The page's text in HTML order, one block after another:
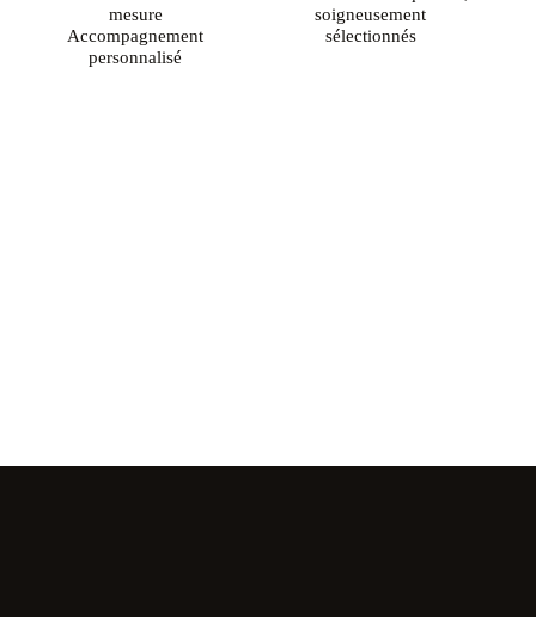
mesure
Accompagnement
personnalisé
soigneusement
sélectionnés